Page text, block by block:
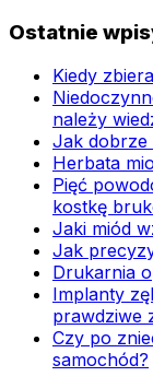
Ostatnie
Kiedy
należy
Jak dobrze
Herbata
Pięć
kostkę
Jaki miód
Jak
Drukarnia
Implanty
prawdziwe
Czy po
samochód?